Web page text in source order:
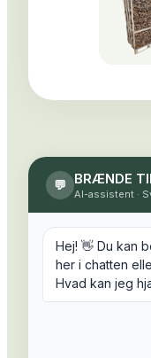
💬 BRÆNDE
AI-assistent ·
Hej! 👋 Du kan
her i chatten
Hvad kan jeg